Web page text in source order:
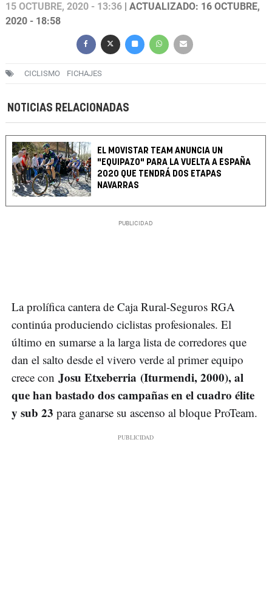
15 OCTUBRE, 2020 - 13:36 | ACTUALIZADO: 16 OCTUBRE,
2020 - 18:58
CICLISMO FICHAJES
NOTICIAS RELACIONADAS
EL MOVISTAR TEAM ANUNCIA UN
"EQUIPAZO" PARA LA VUELTA A ESPAÑA
2020 QUE TENDRÁ DOS ETAPAS
NAVARRAS
La prolífica cantera de Caja Rural-Seguros RGA
continúa produciendo ciclistas profesionales. El
último en sumarse a la larga lista de corredores que
dan el salto desde el vivero verde al primer equipo
crece con Josu Etxeberria (Iturmendi, 2000), al
que han bastado dos campañas en el cuadro élite
y sub 23 para ganarse su ascenso al bloque ProTeam.